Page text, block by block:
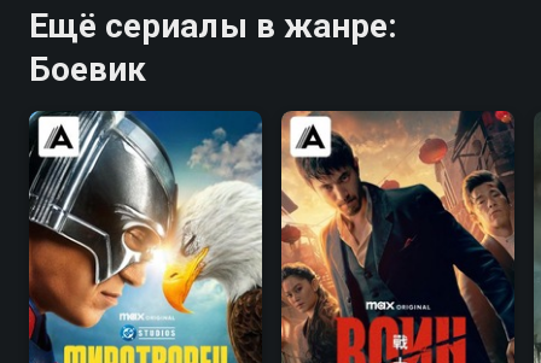
Ещё сериалы в жанре:
Боевик